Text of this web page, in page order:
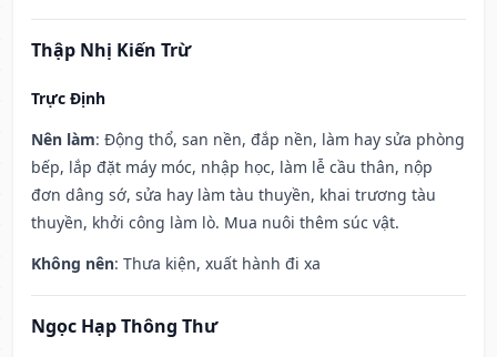
Thập Nhị Kiến Trừ
Trực Định
Nên làm: Động thổ, san nền, đắp nền, làm hay sửa phòng
bếp, lắp đặt máy móc, nhập học, làm lễ cầu thân, nộp
đơn dâng sớ, sửa hay làm tàu thuyền, khai trương tàu
thuyền, khởi công làm lò. Mua nuôi thêm súc vật.
Không nên: Thưa kiện, xuất hành đi xa
Ngọc Hạp Thông Thư